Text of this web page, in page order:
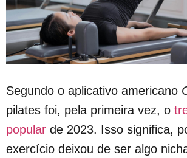
Segundo o aplicativo americano
pilates foi, pela primeira vez, o
popular de 2023. Isso significa,
exercício deixou de ser algo